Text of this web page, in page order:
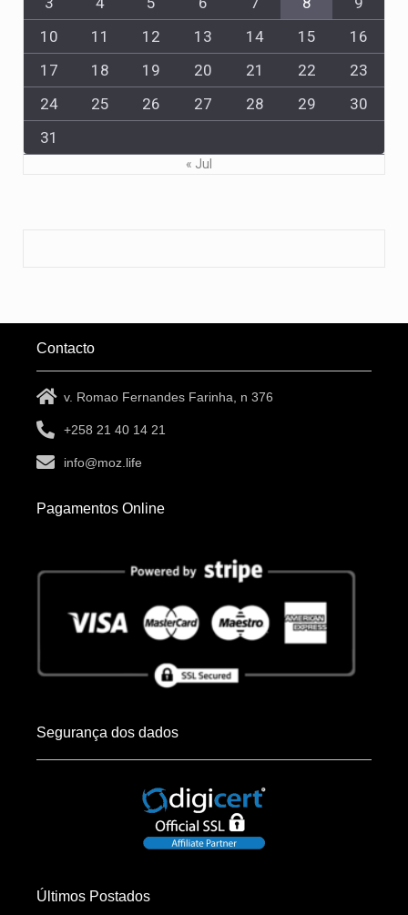
10
11 12 13 14 15
16
17
18 19 20 21 22
23
24
25 26 27 28 29
30
31
« Jul
Contacto
v. Romao Fernandes Farinha, n 376
+258 21 40 14 21
info@moz.life
Pagamentos Online
Segurança dos dados
Últimos Postados